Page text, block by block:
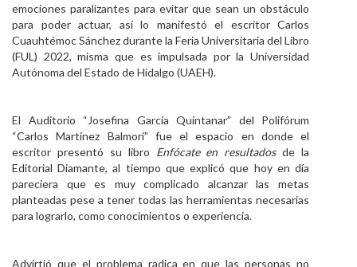
emociones paralizantes para evitar que sean un obstáculo
para poder actuar, así lo manifestó el escritor Carlos
Cuauhtémoc Sánchez durante la Feria Universitaria del Libro
(FUL) 2022, misma que es impulsada por la Universidad
Autónoma del Estado de Hidalgo (UAEH).
El Auditorio “Josefina García Quintanar” del Polifórum
“Carlos Martínez Balmori” fue el espacio en donde el
escritor presentó su libro Enfócate en resultadosde la
Editorial Diamante, al tiempo que explicó que hoy en día
pareciera que es muy complicado alcanzar las metas
planteadas pese a tener todas las herramientas necesarias
para lograrlo, como conocimientos o experiencia.
Advirtió que el problema radica en que las personas no